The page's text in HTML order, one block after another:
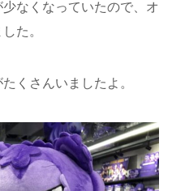
なくなっていたので、オ
た。
くさんいましたよ。